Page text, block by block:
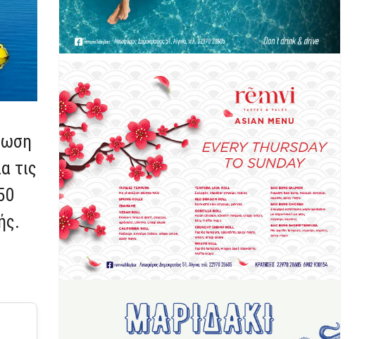
τις